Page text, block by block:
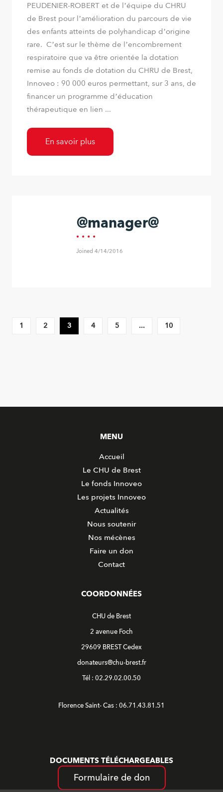
PEUDENIER-ROBERT et de l’équipe du CHRU
de Brest pour l’amélioration du parcours de vie
des enfants atteints de polyhandicap d’origine
rare. C’est sur le thème de l’encombrement
respiratoire que va être orientée la dotation
remise au fonds de dotation du CHRU de Brest,
Innoveo : 90 000 euros permettant, sur 3 ans, de
financer un programme d’éducation
thérapeutique en lien ...
En savoir plus
@manager@
Joined 4/14/2016
1 2 3 4 5 ... 10
MENU
Accueil
Le CHU de Brest
Le fonds Innoveo
Les projets Innoveo
Actualités
Nous soutenir
Nos mécènes
Faire un don
Contact
COORDONNÉES
CHU de Brest
2 avenue Foch
29609 BREST Cedex
donateurs@chu-brest.fr
Tél : 02.29.02.00.50
Florence Saint- Cas : 06.71.43.81.51
DOCUMENTS TÉLÉCHARGEABLES
Formulaire de don